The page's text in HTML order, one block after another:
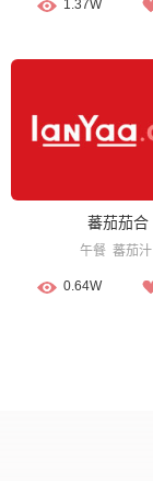
1.37W
蕃茄茄合
午餐 蕃茄汁
0.64W